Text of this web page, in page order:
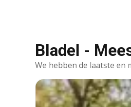
Bladel -
We hebben de laatste en